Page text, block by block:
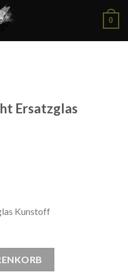
0
Ersatzglas
Kunstoff